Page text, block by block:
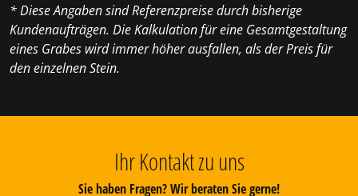
* Diese Angaben sind Referenzpreise durch bisherige
Kundenaufträgen. Die Kalkulation für eine Gesamtgestaltung
eines Grabes wird immer höher ausfallen, als der Preis für
den einzelnen Stein.
Ihr Kontakt zu uns
Sie haben Fragen? Wir beraten Sie gerne!